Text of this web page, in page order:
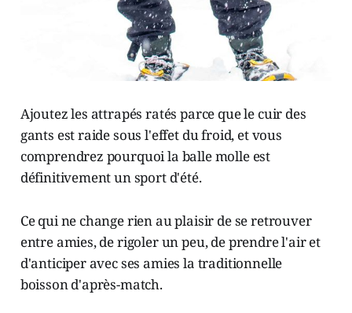
Ajoutez les attrapés ratés parce que le cuir des
gants est raide sous l'effet du froid, et vous
comprendrez pourquoi la balle molle est
définitivement un sport d'été.
Ce qui ne change rien au plaisir de se retrouver
entre amies, de rigoler un peu, de prendre l'air et
d'anticiper avec ses amies la traditionnelle
boisson d'après-match.